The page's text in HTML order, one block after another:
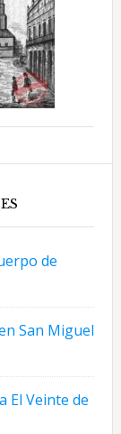
de
San Miguel
El Veinte de